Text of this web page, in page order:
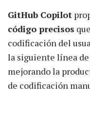
GitHub Copilot
código precisos
codificación del
la siguiente línea
mejorando la
de codificación